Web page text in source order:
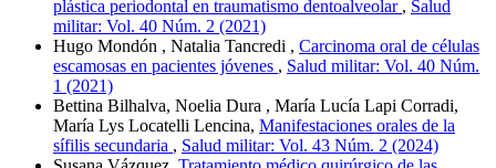
plástica periodontal en traumatismo dentoalveolar , Salud
militar: Vol. 40 Núm. 2 (2021)
Hugo Mondón , Natalia Tancredi , Carcinoma oral de células
escamosas en pacientes jóvenes , Salud militar: Vol. 40 Núm.
1 (2021)
Bettina Bilhalva, Noelia Dura , María Lucía Lapi Corradi,
María Lys Locatelli Lencina, Manifestaciones orales de la
sífilis secundaria , Salud militar: Vol. 43 Núm. 2 (2024)